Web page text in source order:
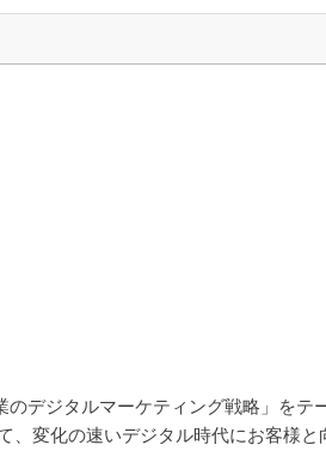
のデジタルマーケティング戦略」をテ
、変化の速いデジタル時代にお客様と